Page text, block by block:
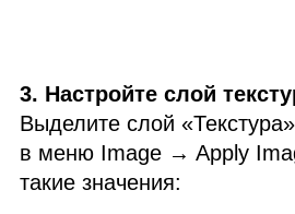
3. Настройте слой
Выделите слой
в меню Image → Apply
такие значения: